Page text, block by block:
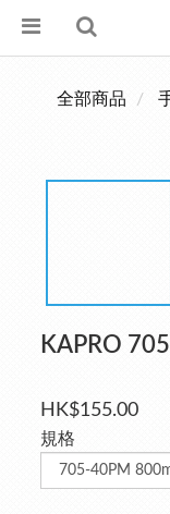
全部商品
KAPRO
HK$155.00
規格